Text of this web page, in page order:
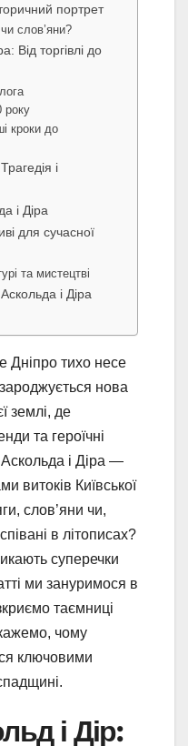
портрет
слов’яни?
Від торгівлі до
року
кроки до
і
і Діра
для сучасної
та мистецтві
і Діра
Дніпро тихо несе
нова
землі, де
та героїчні
і Діра —
витоків Київської
слов’яни чи,
в літописах?
суперечки
ми зануримося в
таємниці
чому
ключовими
і Дір: